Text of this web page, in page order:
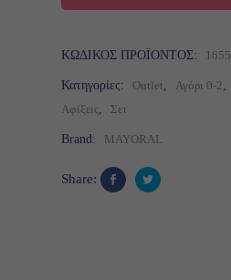
ΚΩΔΙΚΌΣ ΠΡΟΪΌΝΤΟΣ: 1655
Κατηγορίες: Outlet, Αγόρι 0-2,
Αφίξεις, Σετ
Brand: MAYORAL
Share: